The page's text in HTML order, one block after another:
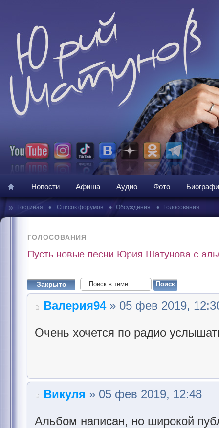
Новости Афиша Аудио Фото
» Гостиная • Список форумов • Обсуждения • Голосования
ГОЛОСОВАНИЯ
Пусть новые песни Юрия Шатунова с
Закрыто
Валерия94» 05 фев 2019,
Очень хочется по радио
Викуля » 05 фев 2019, 12:48
Альбом написан, но широкой